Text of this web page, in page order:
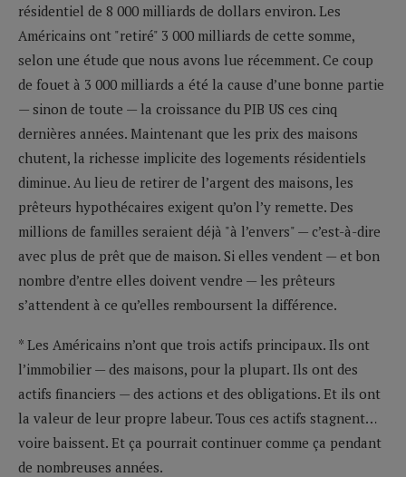
résidentiel de 8 000 milliards de dollars environ. Les
Américains ont "retiré" 3 000 milliards de cette somme,
selon une étude que nous avons lue récemment. Ce coup
de fouet à 3 000 milliards a été la cause d’une bonne partie
— sinon de toute — la croissance du PIB US ces cinq
dernières années. Maintenant que les prix des maisons
chutent, la richesse implicite des logements résidentiels
diminue. Au lieu de retirer de l’argent des maisons, les
prêteurs hypothécaires exigent qu’on l’y remette. Des
millions de familles seraient déjà "à l’envers" — c’est-à-dire
avec plus de prêt que de maison. Si elles vendent — et bon
nombre d’entre elles doivent vendre — les prêteurs
s’attendent à ce qu’elles remboursent la différence.
* Les Américains n’ont que trois actifs principaux. Ils ont
l’immobilier — des maisons, pour la plupart. Ils ont des
actifs financiers — des actions et des obligations. Et ils ont
la valeur de leur propre labeur. Tous ces actifs stagnent…
voire baissent. Et ça pourrait continuer comme ça pendant
de nombreuses années.